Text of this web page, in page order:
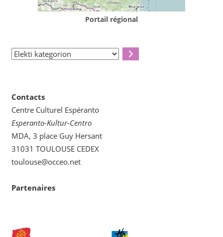
Portail régional
Elekti
Contacts
Centre Culturel Espéranto
Esperanto-Kultur-Centro
MDA, 3 place Guy Hersant
31031 TOULOUSE CEDEX
toulouse@occeo.net
Partenaires